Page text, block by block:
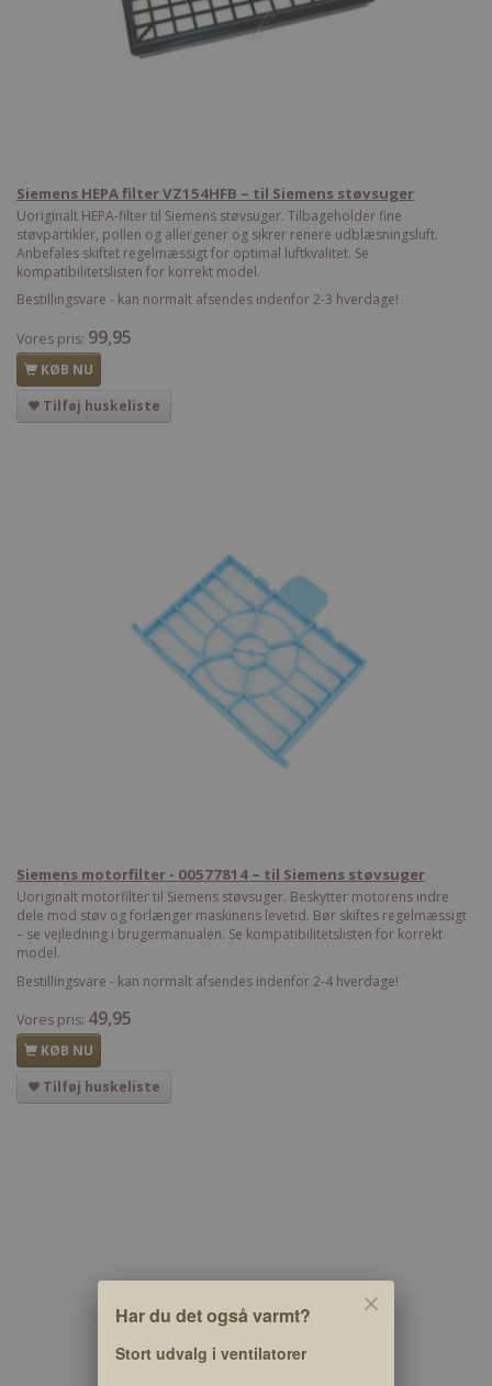
Siemens HEPA filter VZ154HFB – til Siemens støvsuger
Uoriginalt HEPA-filter til Siemens støvsuger. Tilbageholder fine
støvpartikler, pollen og allergener og sikrer renere udblæsningsluft.
Anbefales skiftet regelmæssigt for optimal luftkvalitet. Se
kompatibilitetslisten for korrekt model.
Bestillingsvare - kan normalt afsendes indenfor 2-3 hverdage!
Vores pris: 99,95
KØB NU
Tilføj huskeliste
Siemens motorfilter - 00577814 – til Siemens støvsuger
Uoriginalt motorfilter til Siemens støvsuger. Beskytter motorens indre
dele mod støv og forlænger maskinens levetid. Bør skiftes regelmæssigt
– se vejledning i brugermanualen. Se kompatibilitetslisten for korrekt
model.
Bestillingsvare - kan normalt afsendes indenfor 2-4 hverdage!
Vores pris: 49,95
KØB NU
Tilføj huskeliste
Har du det også varmt?
Stort udvalg i ventilatorer